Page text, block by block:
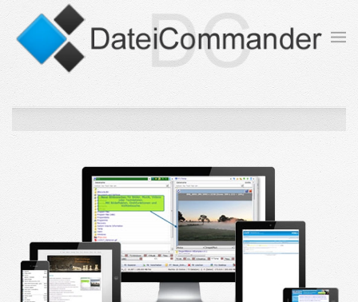
Zum Hauptinhalt springen